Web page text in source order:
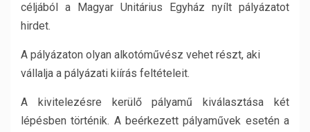
céljából a Magyar Unitárius Egyház nyílt pályázatot
hirdet.
A pályázaton olyan alkotóművész vehet részt, aki
vállalja a pályázati kiírás feltételeit.
A kivitelezésre kerülő pályamű kiválasztása két
lépésben történik. A beérkezett pályaművek esetén a